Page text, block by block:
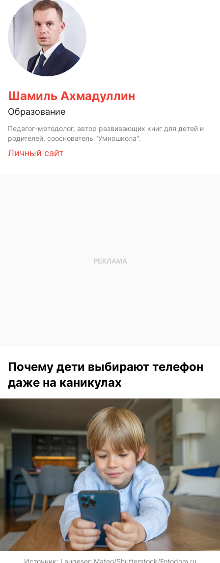
Шамиль Ахмадуллин
Образование
Педагог-методолог, автор развивающих книг для детей и
родителей, сооснователь "Умношкола".
Личный сайт
Почему дети выбирают телефон
даже на каникулах
Источник: Laugesen Mateo/Shutterstock/Fotodom.ru